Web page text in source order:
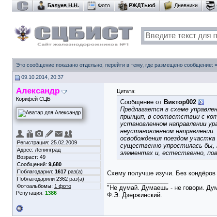
Балуев Н.Н. Фото РЖДТьюб Дневники
Это сообщение показано отдельно, перейти в тему, где размещено
09.10.2014, 20:37
Александр
Корифей СЦБ
Регистрация: 25.02.2009
Адрес: Ленинград
Возраст: 49
Сообщений: 9,680
Поблагодарил: 1617 раз(а)
Поблагодарили 2362 раз(а)
Фотоальбомы: 1 фото
Репутация: 1386
Цитата:
Сообщение от Виктор002
Предлагается в схеме
принцип, в соответствии с
установленном направлении
неустановленном
освобождения поездом
существенно упростилась
элементах и, естественно,
Схему получше изучи. Без кондёров
"Не думай. Думаешь - не говори.
Ф.Э. Дзержинский.